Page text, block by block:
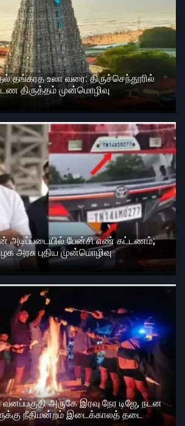
தங்கரத உலா வரை: திருச்செந்தூரில்
திருத்தம் முன்மொழிவு
அடிப்படையில் பேன்சி எண் கட்டணம்;
அரசு புதிய முன்மொழிவு
அருகே இரவு நேர டிஜே, நடன
நீதிமன்றம் இடைக்காலத் தடை